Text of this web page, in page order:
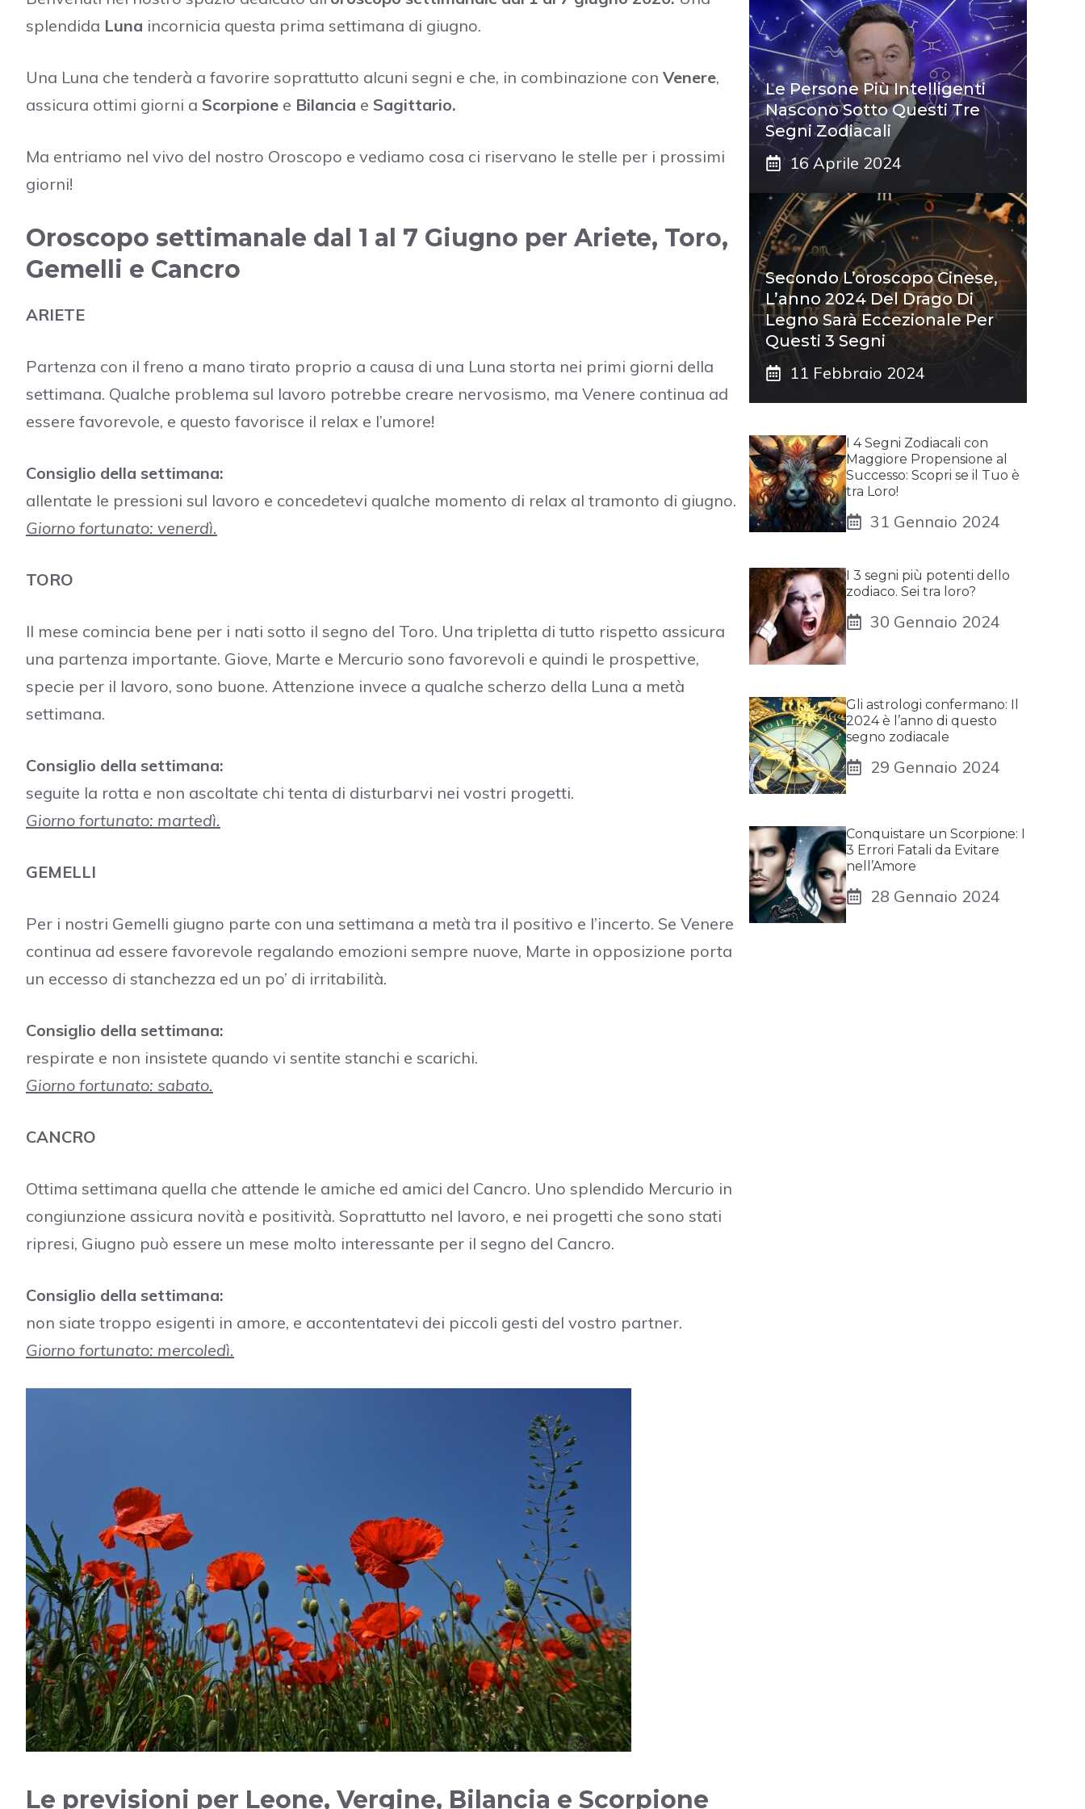
splendida Luna incornicia questa prima settimana di giugno.
Una Luna che tenderà a favorire soprattutto alcuni segni e che, in combinazione con Venere,
assicura ottimi giorni a Scorpione e Bilancia e Sagittario.
Ma entriamo nel vivo del nostro Oroscopo e vediamo cosa ci riservano le stelle per i prossimi
giorni!
Oroscopo settimanale dal 1 al 7 Giugno per Ariete, Toro,
Gemelli e Cancro
ARIETE
Partenza con il freno a mano tirato proprio a causa di una Luna storta nei primi giorni della
settimana. Qualche problema sul lavoro potrebbe creare nervosismo, ma Venere continua ad
essere favorevole, e questo favorisce il relax e l’umore!
Consiglio della settimana:
allentate le pressioni sul lavoro e concedetevi qualche momento di relax al tramonto di giugno.
Giorno fortunato: venerdì.
TORO
Il mese comincia bene per i nati sotto il segno del Toro. Una tripletta di tutto rispetto assicura
una partenza importante. Giove, Marte e Mercurio sono favorevoli e quindi le prospettive,
specie per il lavoro, sono buone. Attenzione invece a qualche scherzo della Luna a metà
settimana.
Consiglio della settimana:
seguite la rotta e non ascoltate chi tenta di disturbarvi nei vostri progetti.
Giorno fortunato: martedì.
GEMELLI
Per i nostri Gemelli giugno parte con una settimana a metà tra il positivo e l’incerto. Se Venere
continua ad essere favorevole regalando emozioni sempre nuove, Marte in opposizione porta
un eccesso di stanchezza ed un po’ di irritabilità.
Consiglio della settimana:
respirate e non insistete quando vi sentite stanchi e scarichi.
Giorno fortunato: sabato.
CANCRO
Ottima settimana quella che attende le amiche ed amici del Cancro. Uno splendido Mercurio in
congiunzione assicura novità e positività. Soprattutto nel lavoro, e nei progetti che sono stati
ripresi, Giugno può essere un mese molto interessante per il segno del Cancro.
Consiglio della settimana:
non siate troppo esigenti in amore, e accontentatevi dei piccoli gesti del vostro partner.
Giorno fortunato: mercoledì.
Le previsioni per Leone, Vergine, Bilancia e Scorpione
Le Persone Più Intelligenti
Nascono Sotto Questi Tre
Segni Zodiacali
16 Aprile 2024
Secondo L’oroscopo Cinese,
L’anno 2024 Del Drago Di
Legno Sarà Eccezionale Per
Questi 3 Segni
11 Febbraio 2024
I 4 Segni Zodiacali con
Maggiore Propensione al
Successo: Scopri se il Tuo è
tra Loro!
31 Gennaio 2024
I 3 segni più potenti dello
zodiaco. Sei tra loro?
30 Gennaio 2024
Gli astrologi confermano: Il
2024 è l’anno di questo
segno zodiacale
29 Gennaio 2024
Conquistare un Scorpione: I
3 Errori Fatali da Evitare
nell’Amore
28 Gennaio 2024